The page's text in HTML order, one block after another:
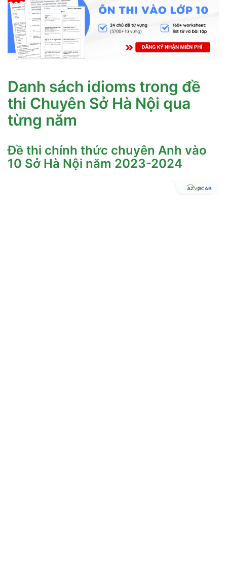
Danh sách idioms trong đề
thi Chuyên Sở Hà Nội qua
từng năm
Đề thi chính thức chuyên Anh vào
10 Sở Hà Nội năm 2023-2024